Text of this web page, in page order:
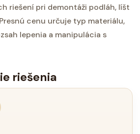
riešení pri demontáži podláh, líšt
cenu určuje typ materiálu,
lepenia a manipulácia s
riešenia